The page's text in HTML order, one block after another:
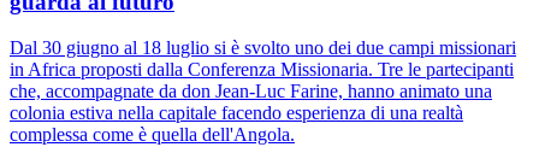
Dal 30 giugno al 18 luglio si è svolto uno dei due campi missionari
in Africa proposti dalla Conferenza Missionaria. Tre le partecipanti
che, accompagnate da don Jean-Luc Farine, hanno animato una
colonia estiva nella capitale facendo esperienza di una realtà
complessa come è quella dell'Angola.